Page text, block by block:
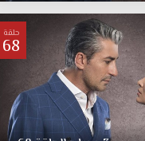
حلقة
68